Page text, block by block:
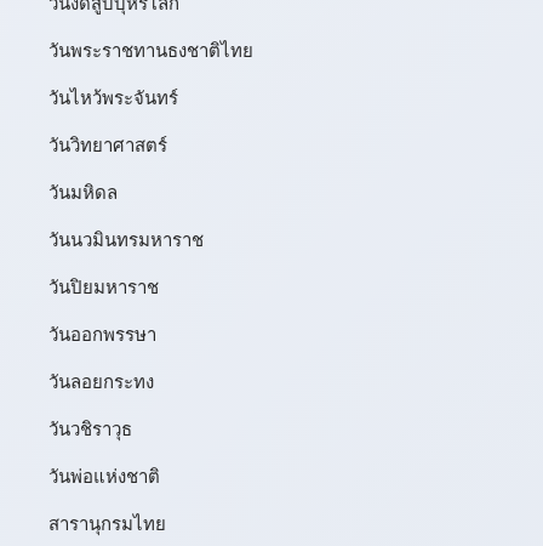
วันพระราชทานธงชาติไทย
วันไหว้พระจันทร์​
วันวิทยาศาสตร์
วันมหิดล
วันนวมินทรมหาราช
วันปิยมหาราช
วันออกพรรษา
วันลอยกระทง
วันวชิราวุธ
วันพ่อแห่งชาติ
สารานุกรมไทย